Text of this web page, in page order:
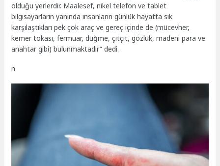
olduğu yerlerdir. Maalesef, nikel telefon ve tablet
bilgisayarların yanında insanların günlük hayatta sık
karşılaştıkları pek çok araç ve gereç içinde de (mücevher,
kemer tokası, fermuar, düğme, çıtçıt, gözlük, madeni para ve
anahtar gibi) bulunmaktadır” dedi.
n